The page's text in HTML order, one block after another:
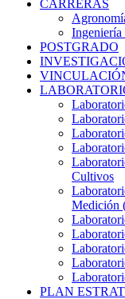
CARRERAS
POSTGRADO
Cultivos
Medición
PLAN